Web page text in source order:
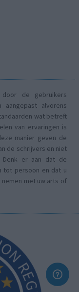
de gebruikers
alvorens
wat betreft
van ervaringen is
manier geven de
de schrijvers en niet
er aan dat de
tot persoon en dat u
met uw arts of